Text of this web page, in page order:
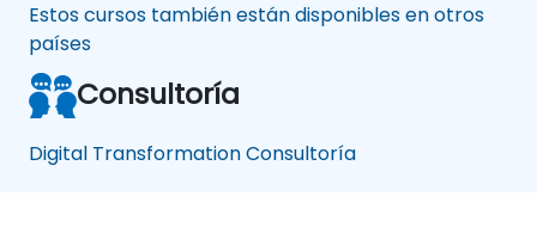
Estos cursos también están disponibles en otros
países
Consultoría
Digital Transformation Consultoría